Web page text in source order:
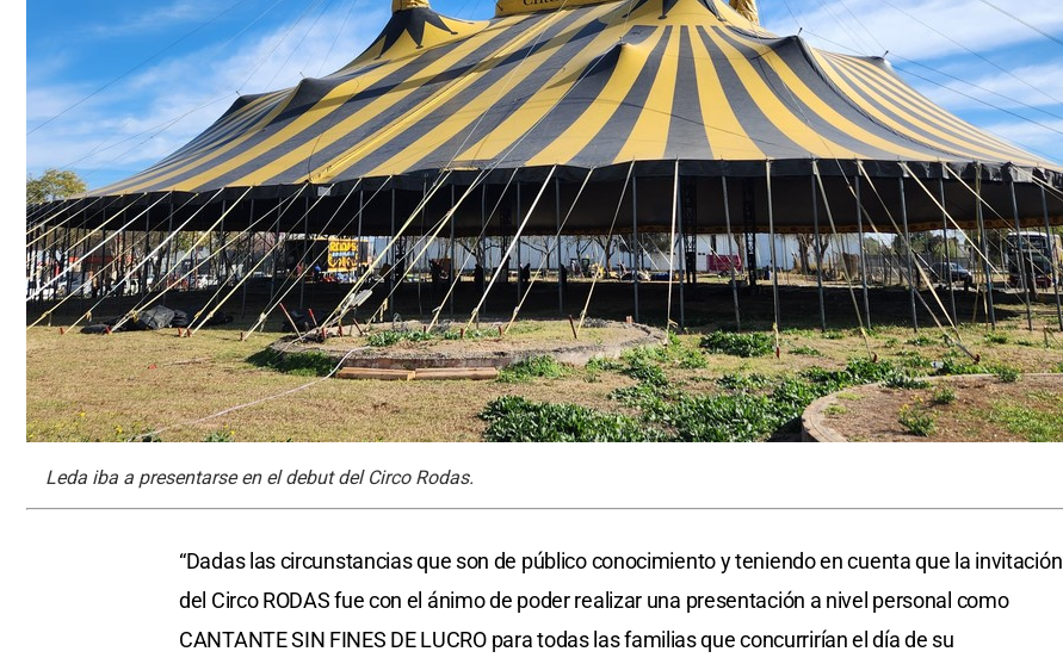
Leda iba a presentarse en el debut del Circo Rodas.
“Dadas las circunstancias que son de público conocimiento y teniendo en cuenta que la invitación
del Circo RODAS fue con el ánimo de poder realizar una presentación a nivel personal como
CANTANTE SIN FINES DE LUCRO para todas las familias que concurrirían el día de su